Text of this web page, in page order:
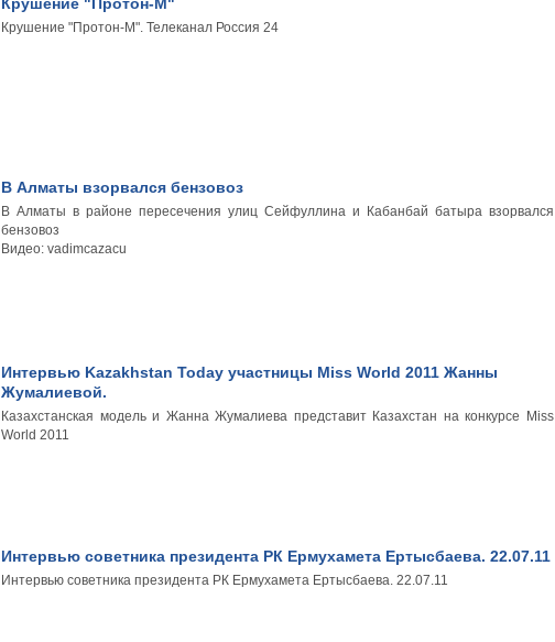
Крушение "Протон-М". Телеканал Россия 24
В Алматы взорвался бензовоз
В Алматы в районе пересечения улиц Сейфуллина и Кабанбай батыра взорвался
бензовоз
Видео: vadimcazacu
Интервью Kazakhstan Today участницы Miss World 2011 Жанны
Жумалиевой.
Казахстанская модель и Жанна Жумалиева представит Казахстан на конкурсе Miss
World 2011
Интервью советника президента РК Ермухамета Ертысбаева. 22.07.11
Интервью советника президента РК Ермухамета Ертысбаева. 22.07.11